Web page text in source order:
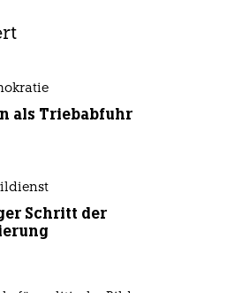
als Triebabfuhr
Schritt der